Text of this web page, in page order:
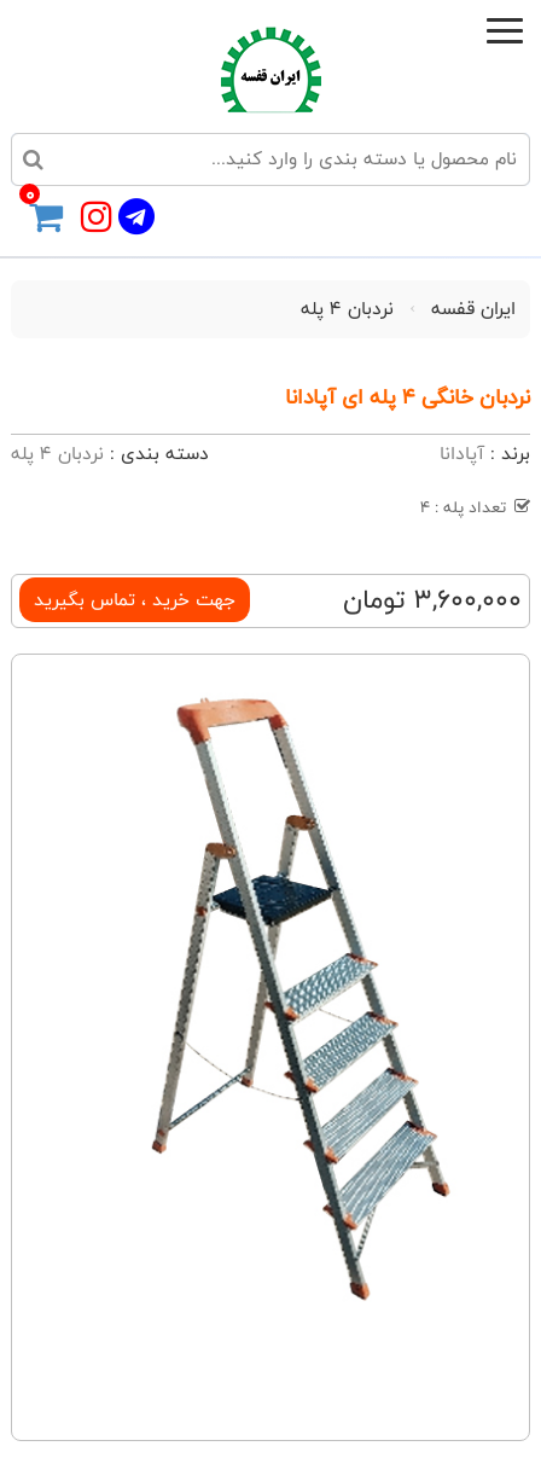
0
ایران قفسه نردبان 4 پله
نردبان خانگی 4 پله ای آپادانا
برند :آپادانا دسته بندی : نردبان 4 پله
تعداد پله : 4
3,600,000 تومان جهت خرید ، تماس بگیرید